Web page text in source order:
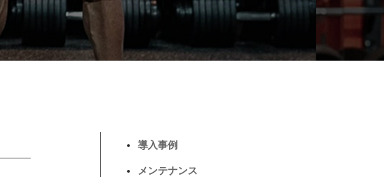
導入事例
メンテナンス